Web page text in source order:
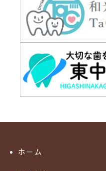
ホーム